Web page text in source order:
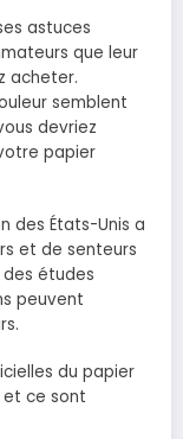
astuces
que leur
acheter.
semblent
devriez
papier
des États-Unis a
et de senteurs
des études
peuvent
du papier
ce sont